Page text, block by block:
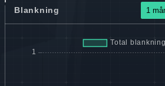
Blankning 1